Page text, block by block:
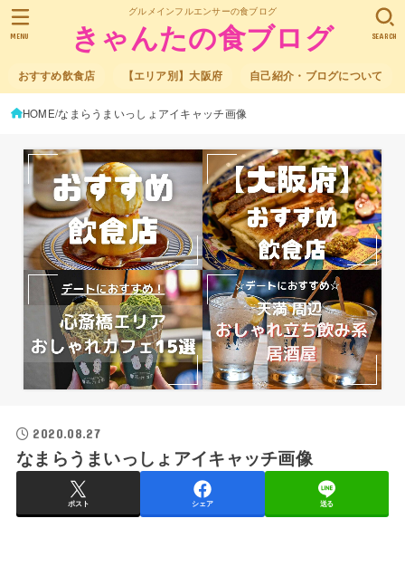
グルメインフルエンサーの食ブログ
きゃんたの食ブログ
おすすめ飲食店 【エリア別】大阪府 自己紹介・ブログについて
SEARCH
MENU
HOME なまらうまいっしょアイキャッチ画像
2020.08.27
なまらうまいっしょアイキャッチ画像
ポスト シェア 送る